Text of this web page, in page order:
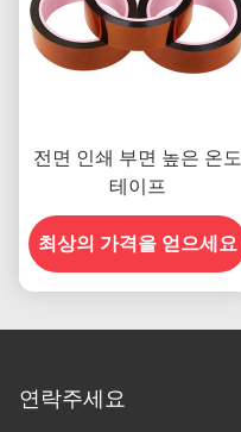
전면 인쇄 부면 높은 온도
테이프
최상의 가격을 얻으세요
연락주세요